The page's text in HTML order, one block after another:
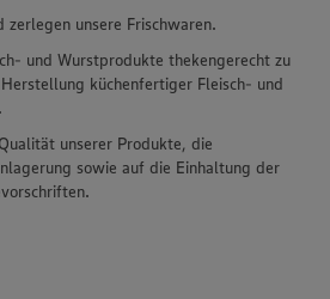
zerlegen unsere Frischwaren.
und Wurstprodukte thekengerecht zu
küchenfertiger Fleisch- und
unserer Produkte, die
sowie auf die Einhaltung der